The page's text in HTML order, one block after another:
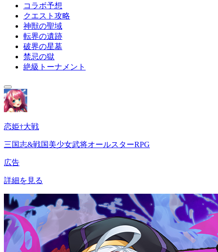
コラボ予想
クエスト攻略
神獣の聖域
転界の遺跡
破界の星墓
禁忌の獄
絶級トーナメント
恋姫†大戦
三国志&戦国美少女武将オールスターRPG
広告
詳細を見る